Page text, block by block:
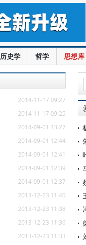
历史学 哲学 思想库
2014-11-17 09:27
2014-11-17 09:25
2014-09-01 13:27
2014-09-01 12:44
2014-09-01 12:41
2014-09-01 12:39
2014-09-01 12:37
2013-12-23 11:40
2013-12-23 11:38
2013-12-23 11:36
2013-12-23 11:33